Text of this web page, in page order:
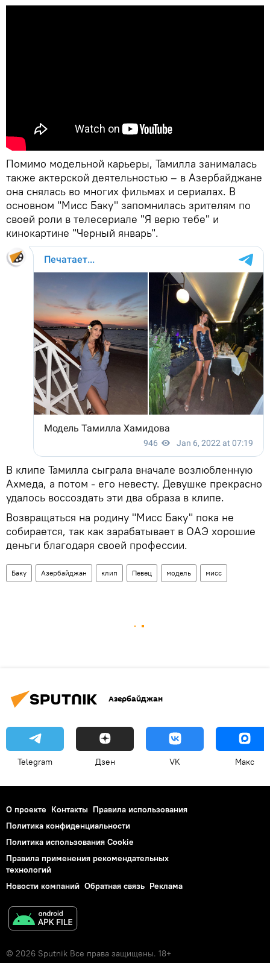
Помимо модельной карьеры, Тамилла занималась
также актерской деятельностью – в Азербайджане
она снялась во многих фильмах и сериалах. В
основном "Мисс Баку" запомнилась зрителям по
своей роли в телесериале "Я верю тебе" и
кинокартине "Черный январь".
В клипе Тамилла сыграла вначале возлюбленную
Ахмеда, а потом - его невесту. Девушке прекрасно
удалось воссоздать эти два образа в клипе.
Возвращаться на родину "Мисс Баку" пока не
собирается, так как зарабатывает в ОАЭ хорошие
деньги благодаря своей профессии.
Баку Азербайджан клип Певец модель мисс
Азербайджан
Telegram Дзен VK Макс
О проекте Контакты Правила использования
Политика конфиденциальности
Политика использования Cookie
Правила применения рекомендательных
технологий
Новости компаний Обратная связь Реклама
© 2026 Sputnik Все права защищены. 18+